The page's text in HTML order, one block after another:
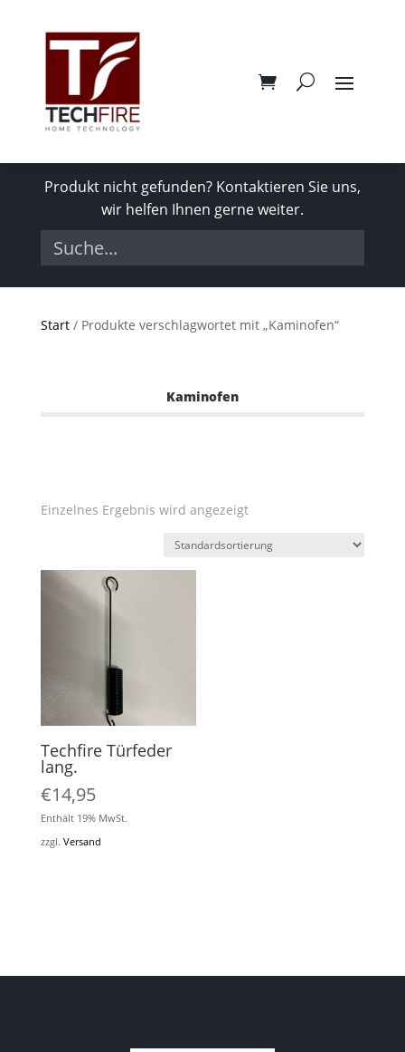
Produkt nicht gefunden? Kontaktieren Sie uns,
wir helfen Ihnen gerne weiter.
Start/ Produkte verschlagwortet mit „Kaminofen“
Kaminofen
Einzelnes Ergebnis wird angezeigt
Techfire Türfeder
lang.
€14,95
Enthält 19% MwSt.
zzgl. Versand